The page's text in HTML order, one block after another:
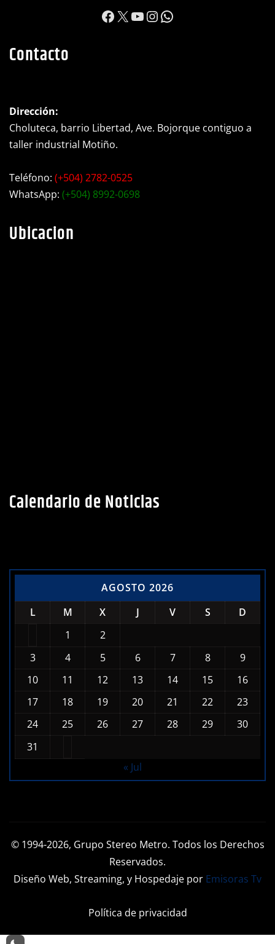
https://
X YouTube
Instagram
WhatsApp
Contacto
Dirección:
Choluteca, barrio Libertad, Ave. Bojorque contiguo a
taller industrial Motiño.
Teléfono: (+504) 2782-0525
WhatsApp: (+504) 8992-0698
Ubicacion
Calendario de Noticias
AGOSTO 2026
L
M X J V S
D
1
2
3
4 5 6 7 8
9
10
11 12 13 14 15
16
17
18 19 20 21 22
23
24
25 26 27 28 29
30
31
« Jul
© 1994-2026, Grupo Stereo Metro. Todos los Derechos
Reservados.
Diseño Web, Streaming, y Hospedaje por Emisoras Tv
Política de privacidad